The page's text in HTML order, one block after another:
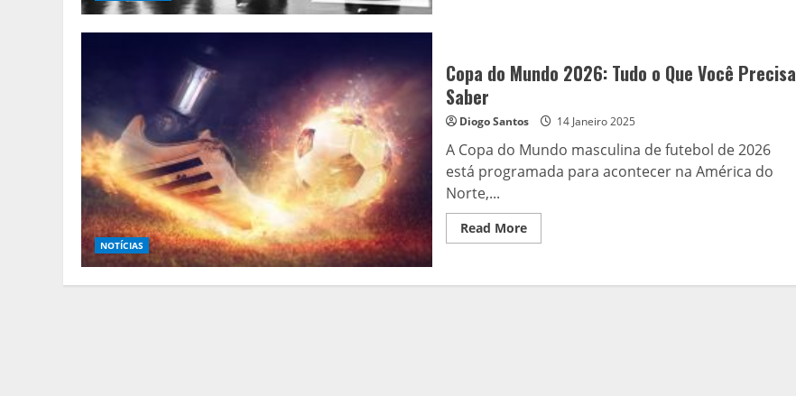
Westview
se
primeira
Grande
feminina
Oregon
NOTÍCIAS
Copa do Mundo 2026: Tudo o Que Você Precisa
Saber
Diogo Santos 14 Janeiro 2025
A Copa do Mundo masculina de futebol de 2026
está programada para acontecer na América do
Norte,...
Read MoreRead
more
Mundo